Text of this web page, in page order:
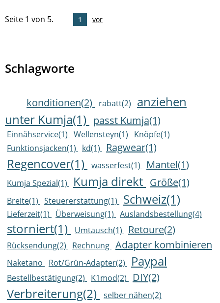
Seite 1 von 5. 1 vor
Schlagworte
konditionen(2) rabatt(2)
anziehen
unter Kumja(1) passt Kumja(1)
Einnähservice(1) Wellensteyn(1)
Knöpfe(1)
Funktionsjacken(1)
kd(1) Ragwear(1)
Regencover(1) wasserfest(1) Mantel(1)
Kumja Spezial(1) Kumja direkt Größe(1)
Breite(1) Steuererstattung(1) Schweiz(1)
Lieferzeit(1) Überweisung(1) Auslandsbestellung(4)
storniert(1) Umtausch(1) Retoure(2)
Rücksendung(2) Rechnung Adapter kombinieren
Naketano Rot/Grün-Adapter(2) Paypal
Bestellbestätigung(2) K1mod(2) DIY(2)
Verbreiterung(2) selber nähen(2)